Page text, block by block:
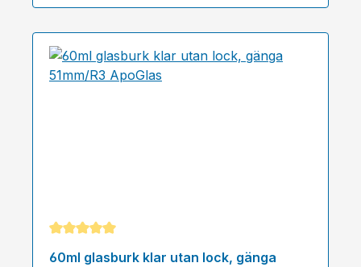
Genomsnittligt betyg på 5 av 5 stjärnor
60ml glasburk klar utan lock, gänga